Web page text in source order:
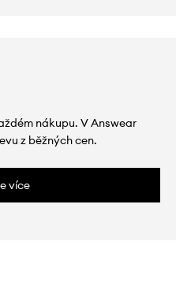
nákupu. V Answear
z běžných cen.
více